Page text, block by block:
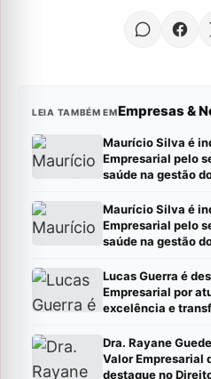
LEIA TAMBÉM EMEmpresas &
Maurício Silva é
Empresarial pelo
saúde na gestão
Maurício Silva é
Empresarial pelo
saúde na gestão
Lucas Guerra é
Empresarial por
excelência e
Dra. Rayane
Valor Empresarial
destaque no